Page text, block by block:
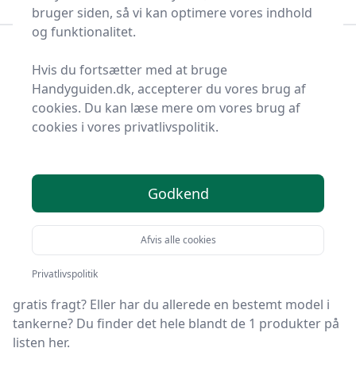
Diverse værktøj
Værktøjsdele og tilbehør
Koblinger og tilbehør
Flangekrave
Bedste flangekraver og
Du er landet på HandyGuiden, det helt rigtige sted at
finde flangekraver. Vi har udvalgt de 1 bedste
produkter lige nu, så du er sikret et godt køb!
Leder du efter et godt flangekrave tilbud? Vil du have
gratis fragt? Eller har du allerede en bestemt model i
tankerne? Du finder det hele blandt de 1 produkter på
listen her.
bruger siden, så vi kan optimere vores indhold
og funktionalitet.
Hvis du fortsætter med at bruge
Handyguiden.dk, accepterer du vores brug af
cookies. Du kan læse mere om vores brug af
cookies i vores privatlivspolitik.
Godkend
Afvis alle cookies
Privatlivspolitik